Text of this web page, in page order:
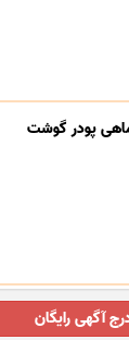
پودر گوشت
آگهی رایگان